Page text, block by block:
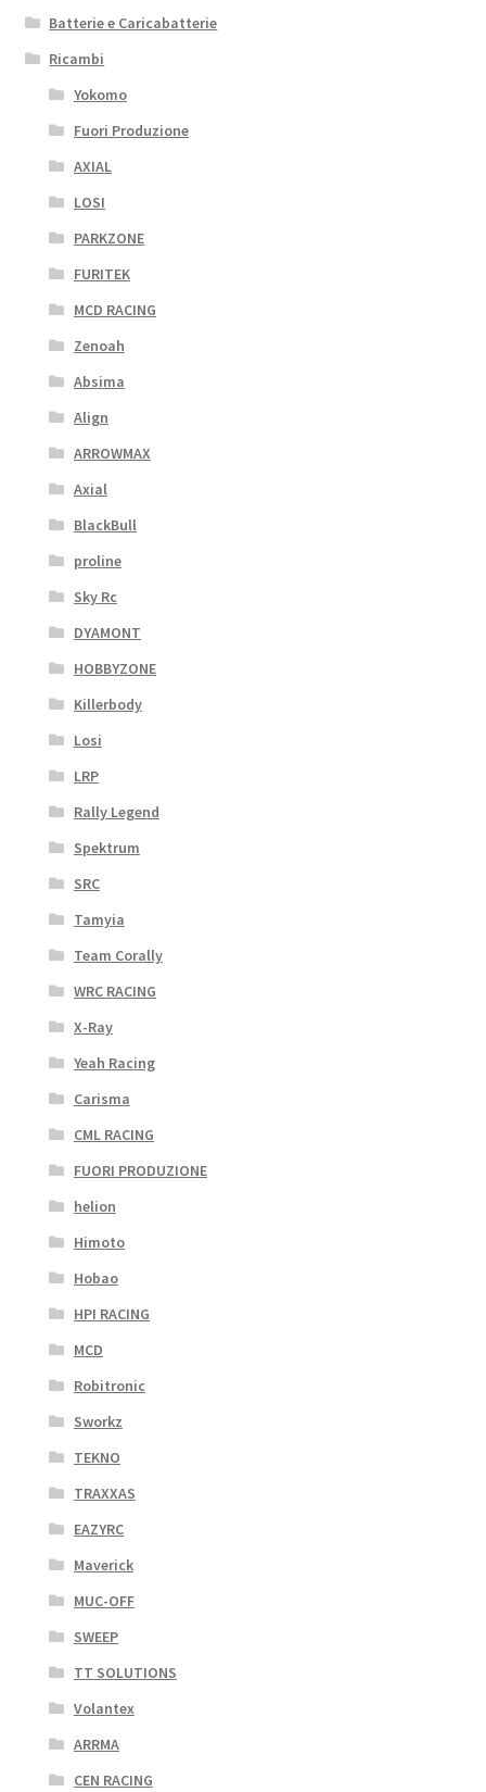
Batterie e Caricabatterie
Ricambi
Yokomo
Fuori Produzione
AXIAL
LOSI
PARKZONE
FURITEK
MCD RACING
Zenoah
Absima
Align
ARROWMAX
Axial
BlackBull
proline
Sky Rc
DYAMONT
HOBBYZONE
Killerbody
Losi
LRP
Rally Legend
Spektrum
SRC
Tamyia
Team Corally
WRC RACING
X-Ray
Yeah Racing
Carisma
CML RACING
FUORI PRODUZIONE
helion
Himoto
Hobao
HPI RACING
MCD
Robitronic
Sworkz
TEKNO
TRAXXAS
EAZYRC
Maverick
MUC-OFF
SWEEP
TT SOLUTIONS
Volantex
ARRMA
CEN RACING